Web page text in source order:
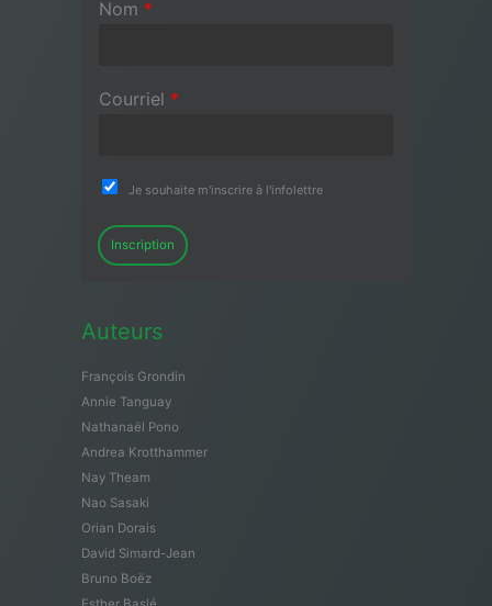
Nom *
Courriel *
Je souhaite m'inscrire à l'infolettre
Inscription
Auteurs
François Grondin
Annie Tanguay
Nathanaël Pono
Andrea Krotthammer
Nay Theam
Nao Sasaki
Orian Dorais
David Simard-Jean
Bruno Boëz